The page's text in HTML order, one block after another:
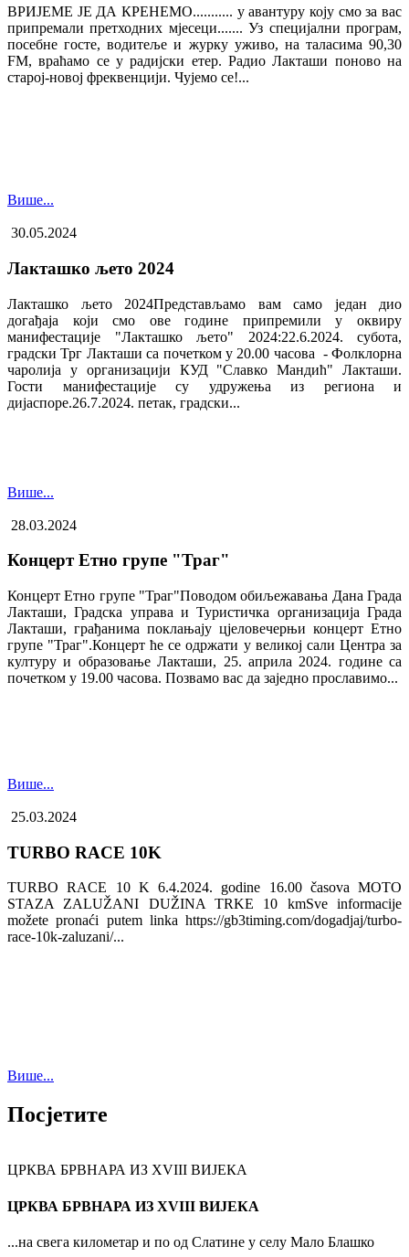
ВРИЈЕМЕ ЈЕ ДА КРЕНЕМО........... у авантуру коју смо за вас
припремали претходних мјесеци....... Уз специјални програм,
посебне госте, водитеље и журку уживо, на таласима 90,30
FM, враћамо се у радијски етер. Радио Лакташи поново на
старој-новој фреквенцији. Чујемо се!...
Више...
30.05.2024
Лакташко љето 2024
Лакташко љето 2024Представљамо вам само један дио
догађаја који смо ове године припремили у оквиру
манифестације "Лакташко љето" 2024:22.6.2024. субота,
градски Трг Лакташи са почетком у 20.00 часова - Фолклорна
чаролија у организацији КУД "Славко Мандић" Лакташи.
Гости манифестације су удружења из региона и
дијаспоре.26.7.2024. петак, градски...
Више...
28.03.2024
Концерт Етно групе "Траг"
Концерт Етно групе "Траг"Поводом обиљежавања Дана Града
Лакташи, Градска управа и Туристичка организација Града
Лакташи, грађанима поклањају цјеловечерњи концерт Етно
групе "Траг".Концерт ће се одржати у великој сали Центра за
културу и образовање Лакташи, 25. априла 2024. године са
почетком у 19.00 часова. Позвамо вас да заједно прославимо...
Више...
25.03.2024
TURBO RACE 10K
TURBO RACE 10 K 6.4.2024. godine 16.00 časova MOTO
STAZA ZALUŽANI DUŽINA TRKE 10 kmSve informacije
možete pronaći putem linka https://gb3timing.com/dogadjaj/turbo-
race-10k-zaluzani/...
Више...
Посјетите
ЦРКВА БРВНАРА ИЗ XVIII ВИЈЕКА
ЦРКВА БРВНАРА ИЗ XVIII ВИЈЕКА
...на свега километар и по од Слатине у селу Мало Блашко